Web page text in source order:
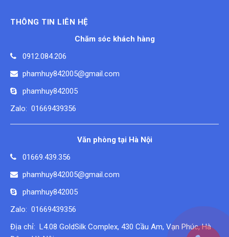
THÔNG TIN LIÊN HỆ
Chăm sóc khách hàng
0912.084.206
phamhuy842005@gmail.com
phamhuy842005
Zalo: 01669439356
Văn phòng tại Hà Nội
01669.439.356
phamhuy842005@gmail.com
phamhuy842005
Zalo: 01669439356
Địa chỉ: L4.08 GoldSilk Complex, 430 Cầu Am, Vạn Phúc, Hà